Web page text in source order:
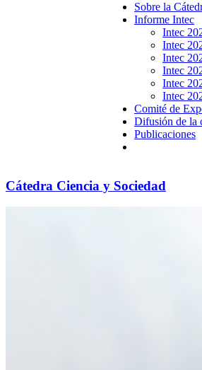
Sobre la
Informe Intec
Intec
Intec
Intec
Intec
Intec
Intec
Comité de
Difusión de la
Publicaciones
Cátedra Ciencia y Sociedad